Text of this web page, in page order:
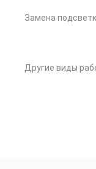
Замена
Другие виды